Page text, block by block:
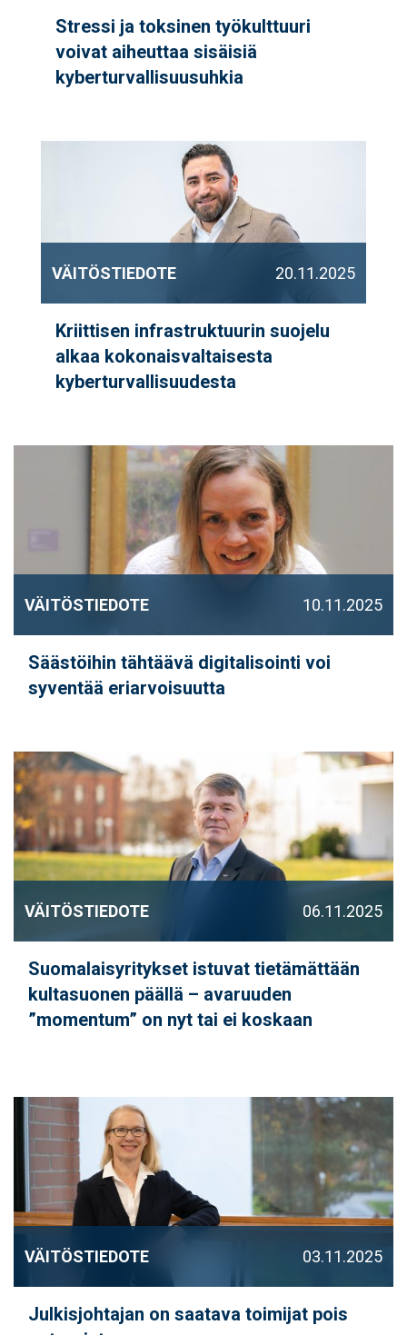
Stressi ja toksinen työkulttuuri
voivat aiheuttaa sisäisiä
kyberturvallisuusuhkia
VÄITÖSTIEDOTE 20.11.2025
Kriittisen infrastruktuurin suojelu
alkaa kokonaisvaltaisesta
kyberturvallisuudesta
VÄITÖSTIEDOTE 10.11.2025
Säästöihin tähtäävä digitalisointi voi
syventää eriarvoisuutta
VÄITÖSTIEDOTE 06.11.2025
Suomalaisyritykset istuvat tietämättään
kultasuonen päällä – avaruuden
”momentum” on nyt tai ei koskaan
VÄITÖSTIEDOTE 03.11.2025
Julkisjohtajan on saatava toimijat pois